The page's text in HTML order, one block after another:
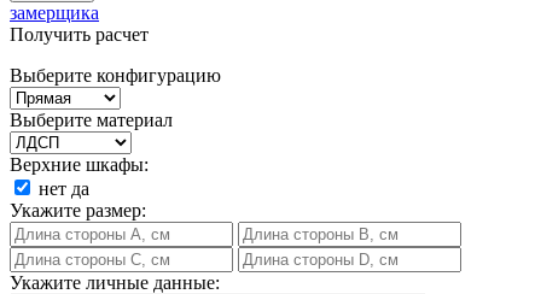
замерщика
Получить расчет
Выберите конфигурацию
Выберите материал
Верхние шкафы:
нет да
Укажите размер:
Укажите личные данные: